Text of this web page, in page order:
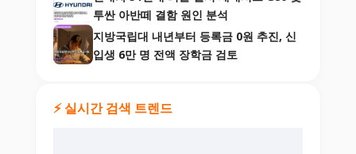
투싼 아반떼 결함 원인 분석
지방국립대 내년부터 등록금 0원 추진, 신
입생 6만 명 전액 장학금 검토
⚡ 실시간 검색 트렌드